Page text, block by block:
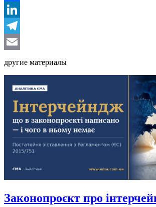
Facebook
LinkedIn
Telegram
другие материалы
Законопроєкт про